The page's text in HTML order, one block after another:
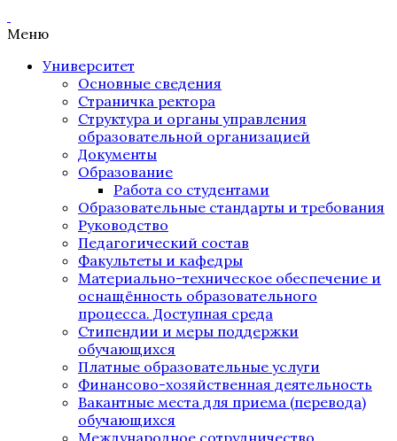
Меню
Университет
Основные сведения
Страничка ректора
Структура и органы управления
образовательной организацией
Документы
Образование
Работа со студентами
Образовательные стандарты и требования
Руководство
Педагогический состав
Факультеты и кафедры
Материально-техническое обеспечение и
оснащённость образовательного
процесса. Доступная среда
Стипендии и меры поддержки
обучающихся
Платные образовательные услуги
Финансово-хозяйственная деятельность
Вакантные места для приема (перевода)
обучающихся
Международное сотрудничество